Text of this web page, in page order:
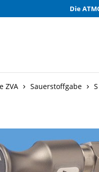
Die
ZVA Sauerstoffgabe